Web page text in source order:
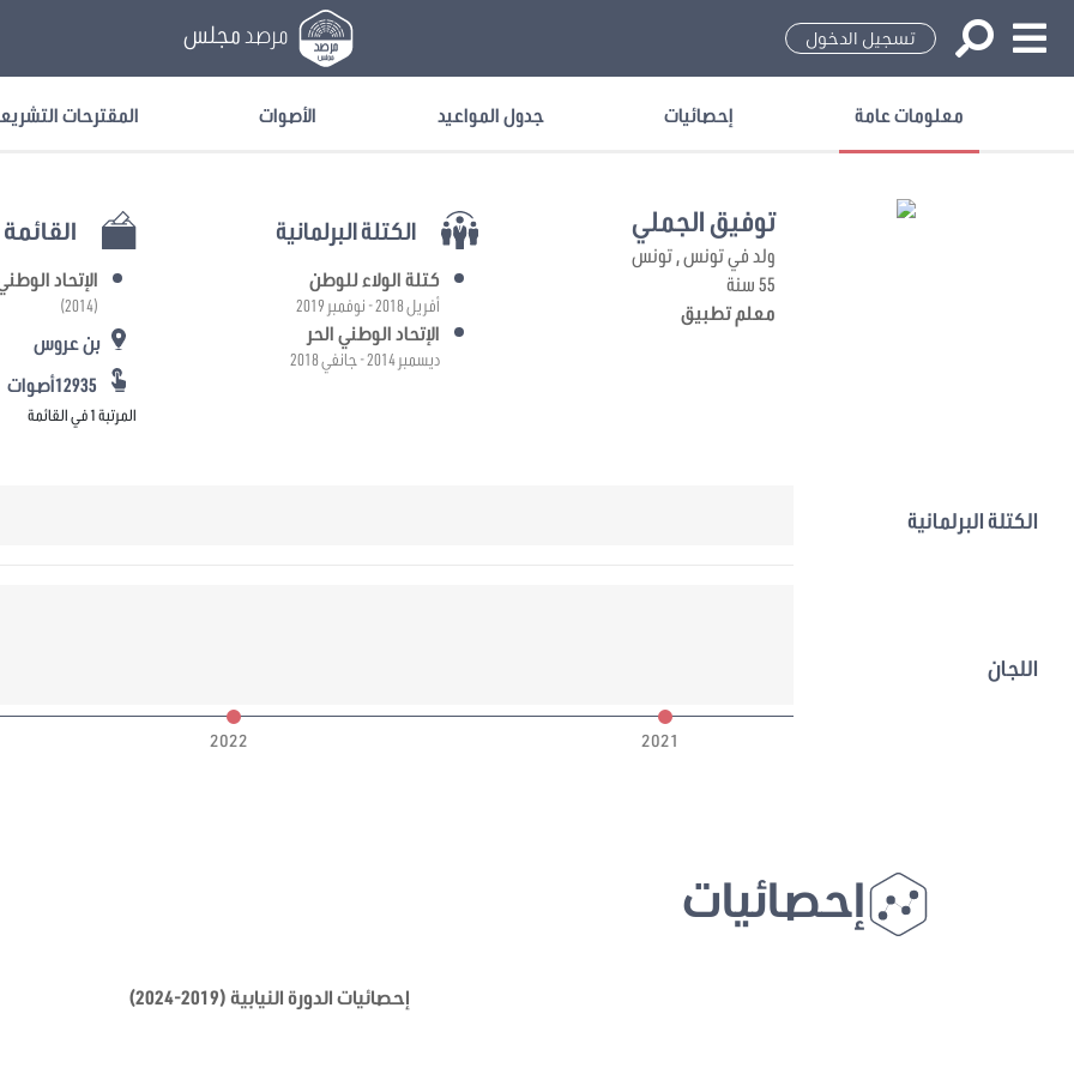
تسجيل الدخول مرصد مجلس
معلومات عامة إحصائيات جدول المواعيد الأصوات المقترحات
توفيق الجملي
ولد في تونس , تونس
55 سنة
معلم تطبيق
الكتلة البرلمانية
كتلة الولاء للوطن
أفريل 2018 - نوفمبر 2019
الإتحاد الوطني الحر
ديسمبر 2014 - جانفي 2018
القائمة
الإتحاد
(2014)
بن عروس
المرتبة 1 في القائمة
الكتلة البرلمانية
اللجان
2021
2022
إحصائيات
إحصائيات الدورة النيابية (2019-2024)